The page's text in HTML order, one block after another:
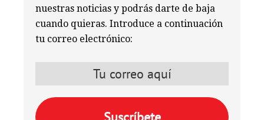
nuestras noticias y podrás darte de baja
cuando quieras. Introduce a continuación
tu correo electrónico: